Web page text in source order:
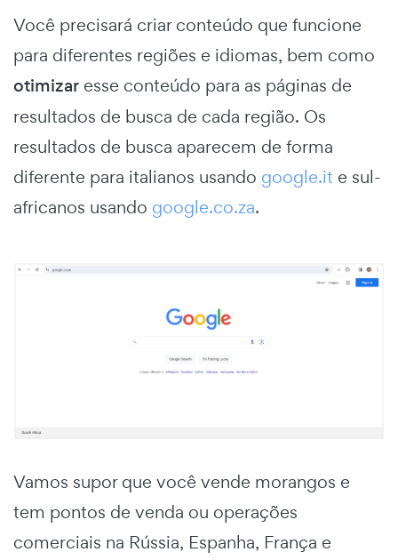
Você precisará criar conteúdo que funcione
para diferentes regiões e idiomas, bem como
otimizar esse conteúdo para as páginas de
resultados de busca de cada região. Os
resultados de busca aparecem de forma
diferente para italianos usando google.it e sul-
africanos usando google.co.za.
Vamos supor que você vende morangos e
tem pontos de venda ou operações
comerciais na Rússia, Espanha, França e